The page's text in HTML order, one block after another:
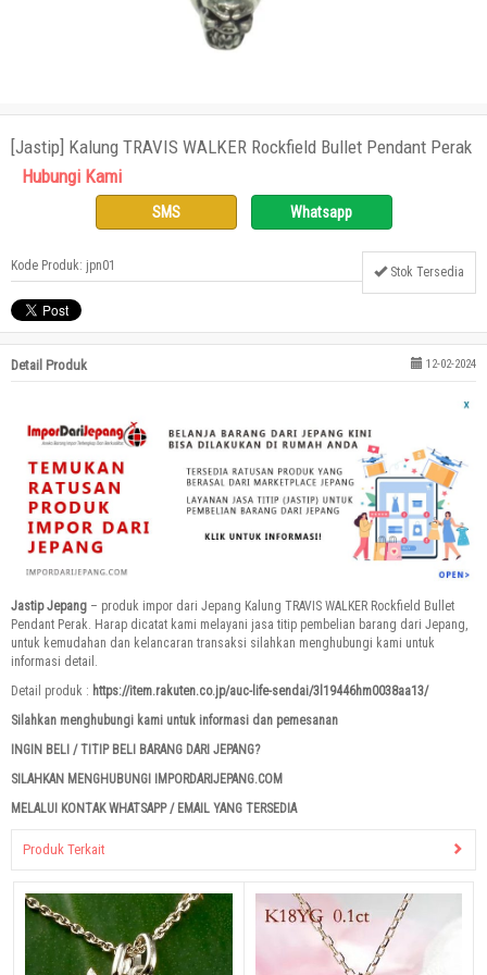
[Jastip] Kalung TRAVIS WALKER Rockfield Bullet Pendant Perak
Hubungi Kami
SMS Whatsapp
Kode Produk: jpn01 Stok Tersedia
Detail Produk 12-02-2024
Jastip Jepang – produk impor dari Jepang Kalung TRAVIS WALKER Rockfield Bullet
Pendant Perak. Harap dicatat kami melayani jasa titip pembelian barang dari Jepang,
untuk kemudahan dan kelancaran transaksi silahkan menghubungi kami untuk
informasi detail.
Detail produk : https://item.rakuten.co.jp/auc-life-sendai/3l19446hm0038aa13/
Silahkan menghubungi kami untuk informasi dan pemesanan
INGIN BELI / TITIP BELI BARANG DARI JEPANG?
SILAHKAN MENGHUBUNGI IMPORDARIJEPANG.COM
MELALUI KONTAK WHATSAPP / EMAIL YANG TERSEDIA
Produk Terkait